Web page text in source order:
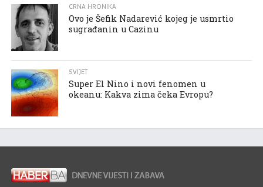
CRNA HRONIKA
Ovo je Šefik Nadarević kojeg je usmrtio
sugrađanin u Cazinu
SVIJET
Super El Nino i novi fenomen u
okeanu: Kakva zima čeka Evropu?